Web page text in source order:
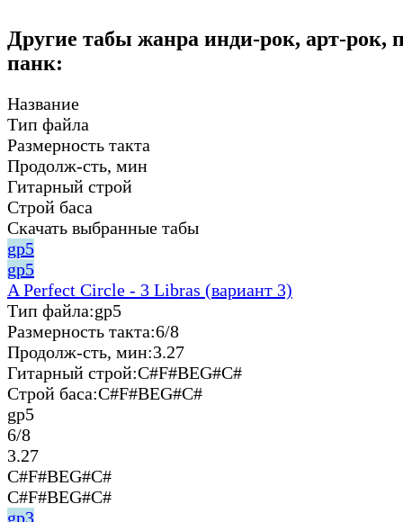
Другие табы жанра инди-рок, арт-рок,
панк:
Название
Тип файла
Размерность такта
Продолж-сть, мин
Гитарный строй
Строй баса
Скачать выбранные табы
gp5
gp5
A Perfect Circle - 3 Libras (вариант 3)
Тип файла:gp5
Размерность такта:6/8
Продолж-сть, мин:3.27
Гитарный строй:C#F#BEG#C#
Строй баса:C#F#BEG#C#
gp5
6/8
3.27
C#F#BEG#C#
C#F#BEG#C#
gp3